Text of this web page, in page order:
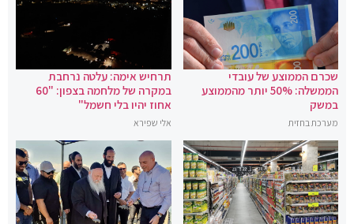
שכרם הממוצע של עובדי
הממשלה: 50% יותר מהממוצע
במשק
מערכת בחזית
תרחיש אימה: עלטה נרחבת
במקרה של מלחמה בצפון: "60
אחוז יהיו בלי חשמל"
אלי שפירא